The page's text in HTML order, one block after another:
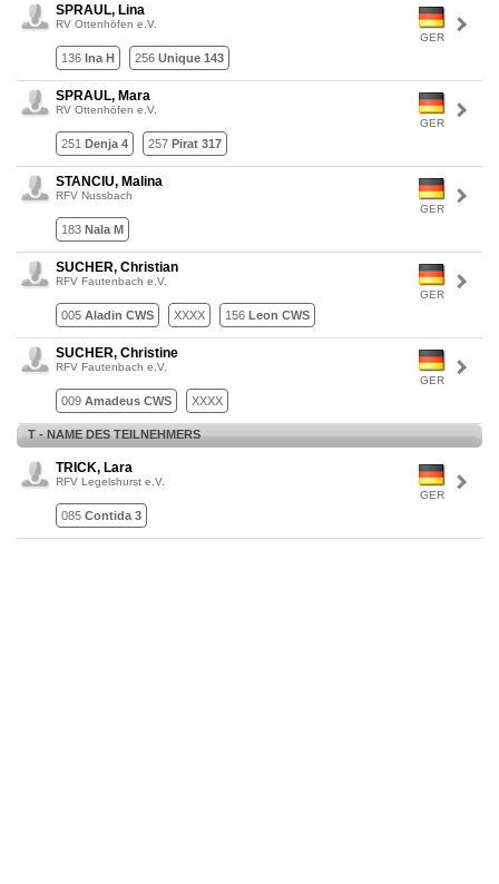
GER
SPRAUL, Lina
RV Ottenhöfen e.V.
136 Ina H 256 Unique 143
GER
SPRAUL, Mara
RV Ottenhöfen e.V.
251 Denja 4 257 Pirat 317
GER
STANCIU, Malina
RFV Nussbach
183 Nala M
GER
SUCHER, Christian
RFV Fautenbach e.V.
005 Aladin CWS XXXX 156 Leon CWS
GER
SUCHER, Christine
RFV Fautenbach e.V.
009 Amadeus CWS XXXX
T - NAME DES TEILNEHMERS
GER
TRICK, Lara
RFV Legelshurst e.V.
085 Contida 3